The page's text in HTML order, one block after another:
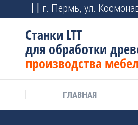
г. Пермь, ул.
Станки LTT
для обработки
производства
ГЛАВНАЯ